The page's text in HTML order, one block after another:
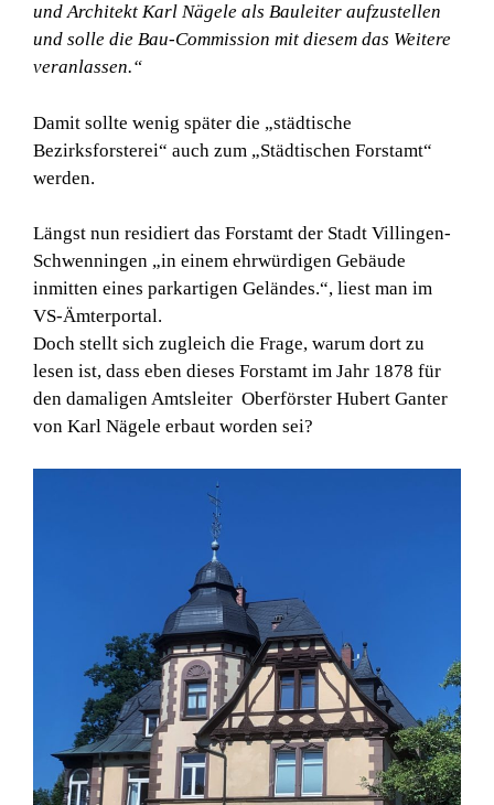
und Architekt Karl Nägele als Bauleiter aufzustellen
und solle die Bau-Commission mit diesem das Weitere
veranlassen.“
Damit sollte wenig später die „städtische
Bezirksforsterei“ auch zum „Städtischen Forstamt“
werden.
Längst nun residiert das Forstamt der Stadt Villingen-
Schwenningen „in einem ehrwürdigen Gebäude
inmitten eines parkartigen Geländes.“, liest man im
VS-Ämterportal.
Doch stellt sich zugleich die Frage, warum dort zu
lesen ist, dass eben dieses Forstamt im Jahr 1878 für
den damaligen Amtsleiter Oberförster Hubert Ganter
von Karl Nägele erbaut worden sei?